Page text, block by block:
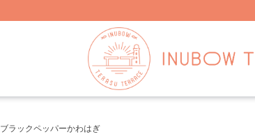
ブラックペッパーかわはぎ